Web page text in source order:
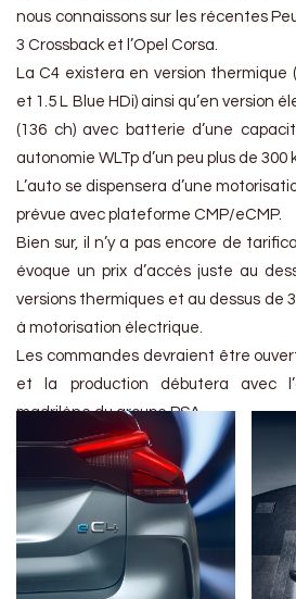
nous connaissons sur les récentes
3 Crossback et l’Opel Corsa.
La C4 existera en version thermique
et 1.5 L Blue HDi) ainsi qu’en version
(136 ch) avec batterie d’une
autonomie WLTp d’un peu plus de 300
L’auto se dispensera d’une
prévue avec plateforme CMP/eCMP.
Bien sur, il n’y a pas encore de
évoque un prix d’accès juste au
versions thermiques et au dessus de
à motorisation électrique.
Les commandes devraient être
et la production débutera avec
madrilène du groupe PSA.